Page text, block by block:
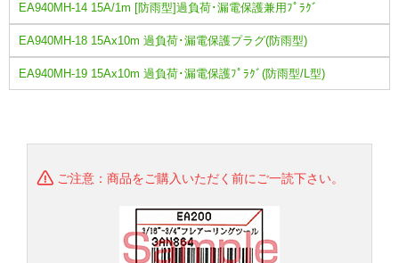
EA940MH-14 15A/1m [防雨型]過負荷･漏電保護兼用ﾌﾟﾗｸﾞ
EA940MH-18 15Ax10m 過負荷･漏電保護プラグ(防雨型)
EA940MH-19 15Ax10m 過負荷･漏電保護ﾌﾟﾗｸﾞ(防雨型/L型)
ご注意：商品をご購入いただく前にご一読下さい。